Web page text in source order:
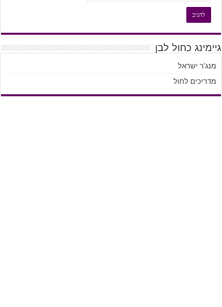
גיימינג כחול לבן
מנג'ר ישראל
מדריכים לחול